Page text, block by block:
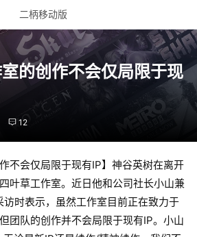
二柄移动版
的创作不会仅局限于现
12
不会仅局限于现有IP】神谷英树在离开
叶草工作室。近日他和公司社长小山兼
时表示，虽然工作室目前正在致力于
团队的创作并不会局限于现有IP。小山